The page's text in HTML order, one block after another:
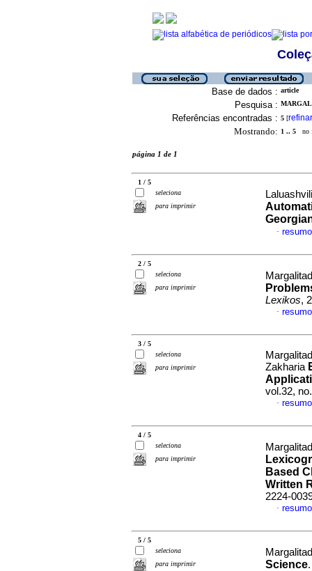
Base de dados : article
Pesquisa :
Referências encontradas : 5 [refinar
Mostrando: 1 .. 5 no
página 1 de 1
1 / 5
seleciona
para imprimir
·
2 / 5
seleciona
para imprimir
Lexikos,
·
3 / 5
seleciona
para imprimir
Zakharia
vol.32,
·
4 / 5
seleciona
para imprimir
Based
Written
2224-
·
5 / 5
seleciona
para imprimir
Science